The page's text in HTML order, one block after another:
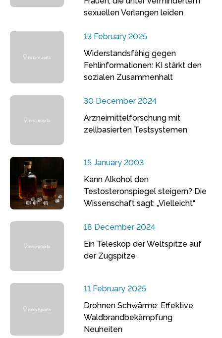
sexuellen Verlangen leiden
13 February 2025
Widerstandsfähig gegen
Fehlinformationen: KI stärkt den
sozialen Zusammenhalt
30 December 2024
Arzneimittelforschung mit
zellbasierten Testsystemen
15 January 2003
Kann Alkohol den
Testosteronspiegel steigern? Die
Wissenschaft sagt: „Vielleicht“
18 December 2024
Ein Teleskop der Weltspitze auf
der Zugspitze
11 February 2025
Drohnen Schwärme: Effektive
Waldbrandbekämpfung
Neuheiten